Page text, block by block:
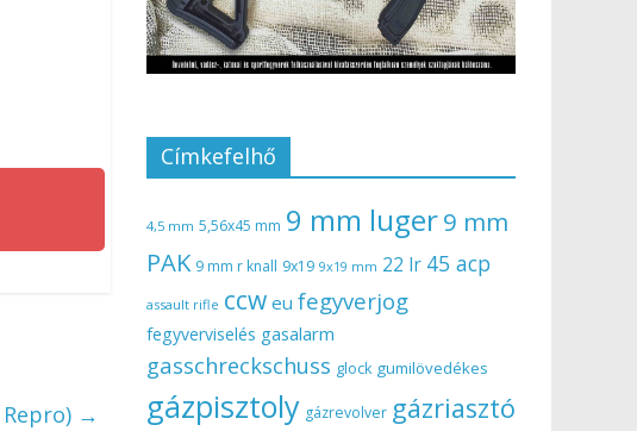
→
Címkefelhő
4,5 mm 5,56x45 mm 9 mm luger9 mm
PAK 9 mm r knall 9x19 9x19 mm 22 lr 45 acp
assault rifle ccw eu fegyverjog
fegyverviselés gasalarm
gasschreckschuss glock gumilövedékes
gázpisztoly gázrevolver gázriasztó